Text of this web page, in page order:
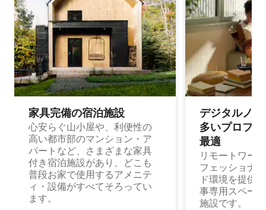
家具完備の宿⁠泊⁠施⁠設
心安らぐ山小屋や、利便性の
高い都市部のマンション・ア
パートなど、さまざまな家具
付き宿泊施設があり、どこも
普段お家で使用するアメニテ
ィ・設備がすべてそろってい
ます。
デジタルノ
多⁠いプ⁠ロ⁠フ⁠
最⁠適
リモートワー
フェッショナ
ド環境を提供
事専用スペー
施設です。